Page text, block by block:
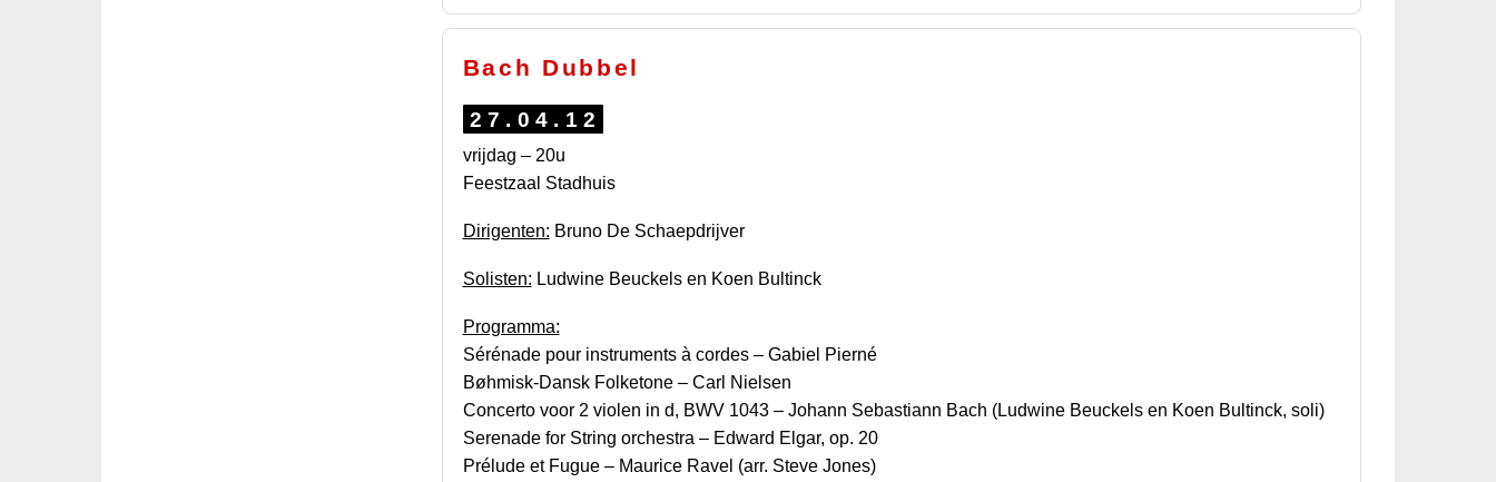
Bach Dubbel
27.04.12
vrijdag – 20u
Feestzaal Stadhuis
Dirigenten: Bruno De Schaepdrijver
Solisten: Ludwine Beuckels en Koen Bultinck
Programma:
Sérénade pour instruments à cordes – Gabiel Pierné
Bøhmisk-Dansk Folketone – Carl Nielsen
Concerto voor 2 violen in d, BWV 1043 – Johann Sebastiann Bach (Ludwine Beuckels en Koen Bultinck, soli)
Serenade for String orchestra – Edward Elgar, op. 20
Prélude et Fugue – Maurice Ravel (arr. Steve Jones)